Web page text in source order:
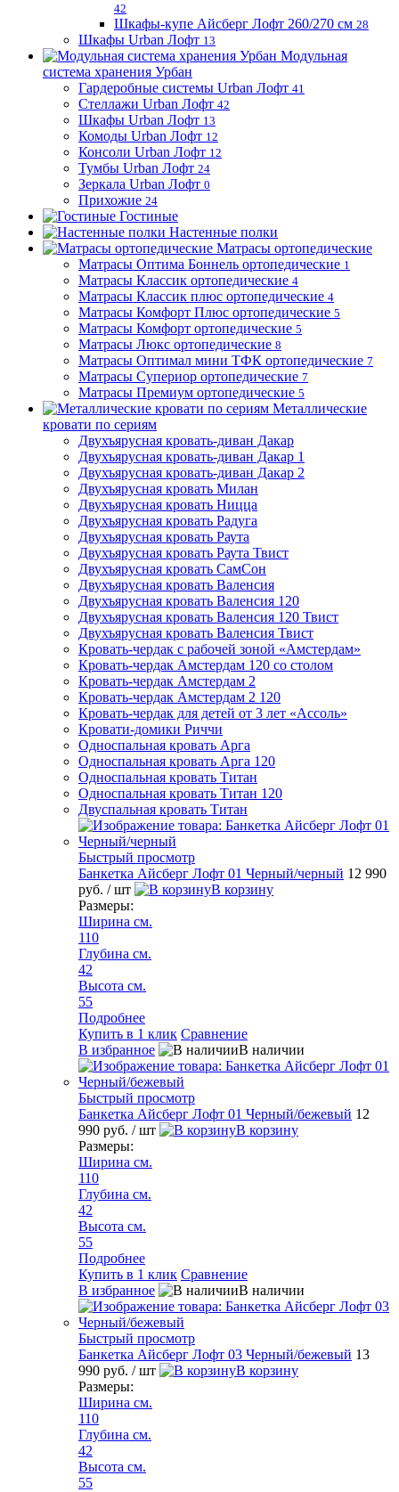
42
Шкафы-купе Айсберг Лофт 260/270 см 28
Шкафы Urban Лофт 13
Модульная
система хранения Урбан
Гардеробные системы Urban Лофт 41
Стеллажи Urban Лофт 42
Шкафы Urban Лофт 13
Комоды Urban Лофт 12
Консоли Urban Лофт 12
Тумбы Urban Лофт 24
Зеркала Urban Лофт 0
Прихожие 24
Гостиные
Настенные полки
Матрасы ортопедические
Матрасы Оптима Боннель ортопедические 1
Матрасы Классик ортопедические 4
Матрасы Классик плюс ортопедические 4
Матрасы Комфорт Плюс ортопедические 5
Матрасы Комфорт ортопедические 5
Матрасы Люкс ортопедические 8
Матрасы Оптимал мини ТФК ортопедические 7
Матрасы Супериор ортопедические 7
Матрасы Премиум ортопедические 5
Металлические
кровати по сериям
Двухъярусная кровать-диван Дакар
Двухъярусная кровать-диван Дакар 1
Двухъярусная кровать-диван Дакар 2
Двухъярусная кровать Милан
Двухъярусная кровать Ницца
Двухъярусная кровать Радуга
Двухъярусная кровать Раута
Двухъярусная кровать Раута Твист
Двухъярусная кровать СамСон
Двухъярусная кровать Валенсия
Двухъярусная кровать Валенсия 120
Двухъярусная кровать Валенсия 120 Твист
Двухъярусная кровать Валенсия Твист
Кровать-чердак с рабочей зоной «Амстердам»
Кровать-чердак Амстердам 120 со столом
Кровать-чердак Амстердам 2
Кровать-чердак Амстердам 2 120
Кровать-чердак для детей от 3 лет «Ассоль»
Кровати-домики Риччи
Односпальная кровать Арга
Односпальная кровать Арга 120
Односпальная кровать Титан
Односпальная кровать Титан 120
Двуспальная кровать Титан
Быстрый просмотр
Банкетка Айсберг Лофт 01 Черный/черный 12 990
руб. / шт
В корзину
Размеры:
Ширина см.
110
Глубина см.
42
Высота см.
55
Подробнее
Купить в 1 клик Сравнение
В избранное
В наличии
Быстрый просмотр
Банкетка Айсберг Лофт 01 Черный/бежевый 12
990 руб. / шт
В корзину
Размеры:
Ширина см.
110
Глубина см.
42
Высота см.
55
Подробнее
Купить в 1 клик Сравнение
В избранное
В наличии
Быстрый просмотр
Банкетка Айсберг Лофт 03 Черный/бежевый 13
990 руб. / шт
В корзину
Размеры:
Ширина см.
110
Глубина см.
42
Высота см.
55